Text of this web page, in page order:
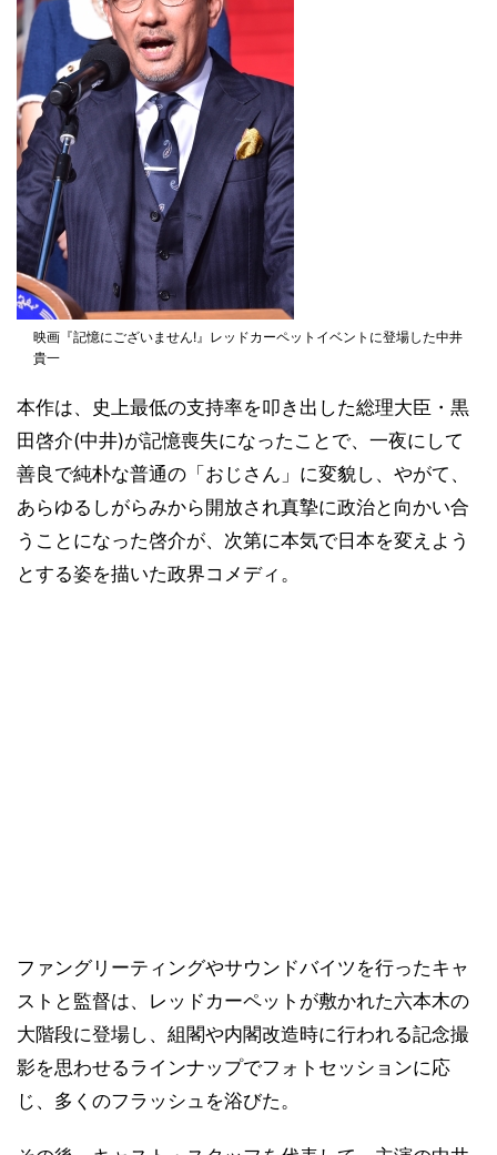
映画『記憶にございません!』レッドカーペットイベントに登場した中井
貴一
本作は、史上最低の支持率を叩き出した総理大臣・黒
田啓介(中井)が記憶喪失になったことで、一夜にして
善良で純朴な普通の「おじさん」に変貌し、やがて、
あらゆるしがらみから開放され真摯に政治と向かい合
うことになった啓介が、次第に本気で日本を変えよう
とする姿を描いた政界コメディ。
ファングリーティングやサウンドバイツを行ったキャ
ストと監督は、レッドカーペットが敷かれた六本木の
大階段に登場し、組閣や内閣改造時に行われる記念撮
影を思わせるラインナップでフォトセッションに応
じ、多くのフラッシュを浴びた。